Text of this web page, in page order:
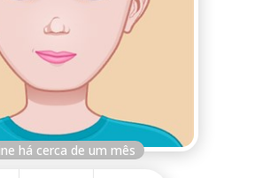
há cerca de um mês